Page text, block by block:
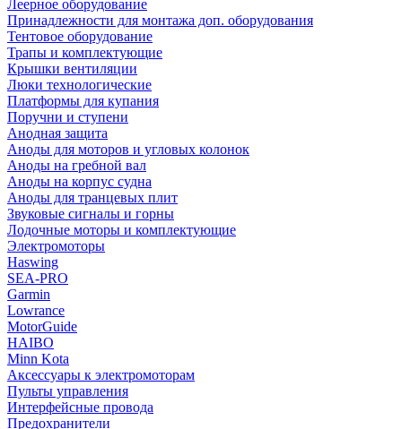
Леерное оборудование
Принадлежности для монтажа доп. оборудования
Тентовое оборудование
Трапы и комплектующие
Крышки вентиляции
Люки технологические
Платформы для купания
Поручни и ступени
Анодная защита
Аноды для моторов и угловых колонок
Аноды на гребной вал
Аноды на корпус судна
Аноды для транцевых плит
Звуковые сигналы и горны
Лодочные моторы и комплектующие
Электромоторы
Haswing
SEA-PRO
Garmin
Lowrance
MotorGuide
HAIBO
Minn Kota
Аксессуары к электромоторам
Пульты управления
Интерфейсные провода
Предохранители